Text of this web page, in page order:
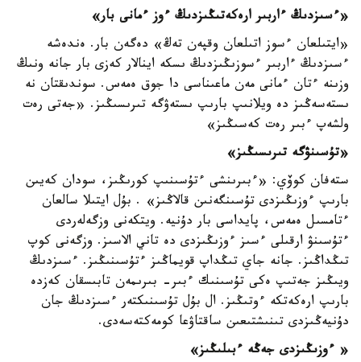
«ءسىزدىڭ ءاربىر ارەكەتىڭىزدىڭ ءوز ءمانى بار»
«ايتىلعان ءسوز اتىلعان وقپەن تەڭ» دەگەن بار. ەندەشە
ءسىزدىڭ ءاربىر ءسوزىڭىزدىڭ ىسكە اينالار كەزى بار جانە ونىڭ
وزىنە ءتان ءمانى مەن ماعىناسى دا جوق ەمەس. سوندىقتان نە
ىستەسەڭىز دە ويلانىپ بارىپ ىستەۋگە تىرىسىڭىز. «جەتى رەت
ولشەپ ءبىر رەت كەسىڭىز»
«تۇسىنۋگە تىرىسىڭىز»
ستەفان كوۆي: «ءبىرىنشى ءتۇسىنىپ كورىڭىز، سودان كەيىن
بارىپ ءوزىڭىزدى تۇسىنگەنىن قالاڭىز» . بۇل ايتىلا سالعان
ءتامسىل ەمەس، پايداسى بار دۇنيە. ويتكەنى وزگەلەردى
ءتۇسىنۋ ارقىلى ءسىز ءوزىڭىزدى دە تاني الاسىز. وزگەنى كوپ
تىڭداڭىز. جانە جاي تىڭداپ قويماڭىز ءتۇسىنىڭىز. ءسىزدىڭ
ويىڭىز جەتىپ ەكى تۇسىنىك ءبىر- بىرىمەن تابىسقان كەزدە
بارىپ ارەكەتكە ءوتىڭىز. ال بۇل تۇسىنىكتەر ءسىزدىڭ جان
دۇنيەڭىزدى تىنىشتىعىن ساقتاۋعا كومەكتەسەدى.
« ءوزىڭىزدى جەڭە ءبىلىڭىز»